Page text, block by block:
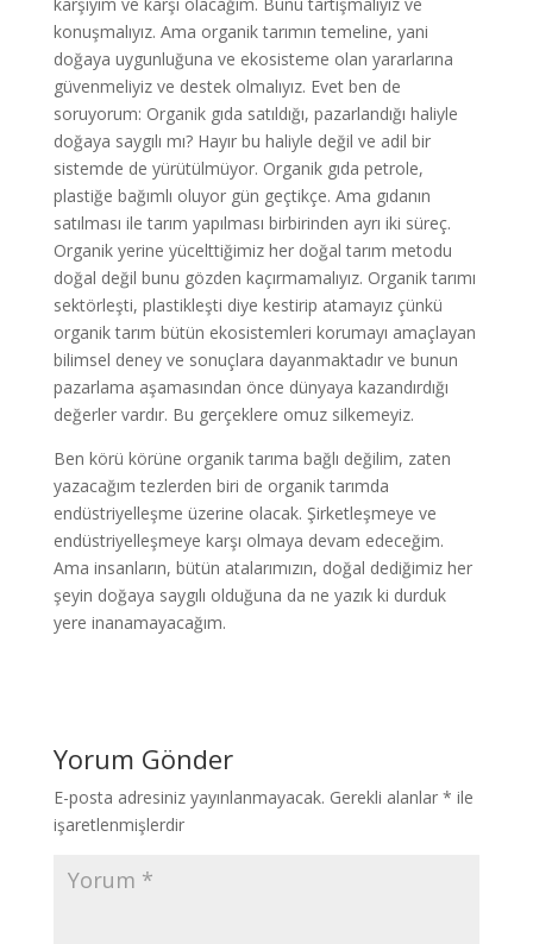
konuşmalıyız. Ama organik tarımın temeline, yani
doğaya uygunluğuna ve ekosisteme olan yararlarına
güvenmeliyiz ve destek olmalıyız. Evet ben de
soruyorum: Organik gıda satıldığı, pazarlandığı haliyle
doğaya saygılı mı? Hayır bu haliyle değil ve adil bir
sistemde de yürütülmüyor. Organik gıda petrole,
plastiğe bağımlı oluyor gün geçtikçe. Ama gıdanın
satılması ile tarım yapılması birbirinden ayrı iki süreç.
Organik yerine yücelttiğimiz her doğal tarım metodu
doğal değil bunu gözden kaçırmamalıyız. Organik tarımı
sektörleşti, plastikleşti diye kestirip atamayız çünkü
organik tarım bütün ekosistemleri korumayı amaçlayan
bilimsel deney ve sonuçlara dayanmaktadır ve bunun
pazarlama aşamasından önce dünyaya kazandırdığı
değerler vardır. Bu gerçeklere omuz silkemeyiz.
Ben körü körüne organik tarıma bağlı değilim, zaten
yazacağım tezlerden biri de organik tarımda
endüstriyelleşme üzerine olacak. Şirketleşmeye ve
endüstriyelleşmeye karşı olmaya devam edeceğim.
Ama insanların, bütün atalarımızın, doğal dediğimiz her
şeyin doğaya saygılı olduğuna da ne yazık ki durduk
yere inanamayacağım.
Yorum Gönder
E-posta adresiniz yayınlanmayacak. Gerekli alanlar * ile
işaretlenmişlerdir